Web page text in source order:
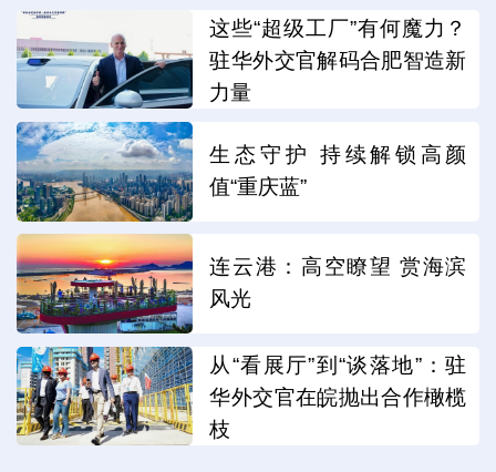
这些“超级工厂”有何魔力？
驻华外交官解码合肥智造新
力量
生态守护 持续解锁高颜
值“重庆蓝”
连云港：高空瞭望 赏海滨
风光
从“看展厅”到“谈落地”：驻
华外交官在皖抛出合作橄榄
枝